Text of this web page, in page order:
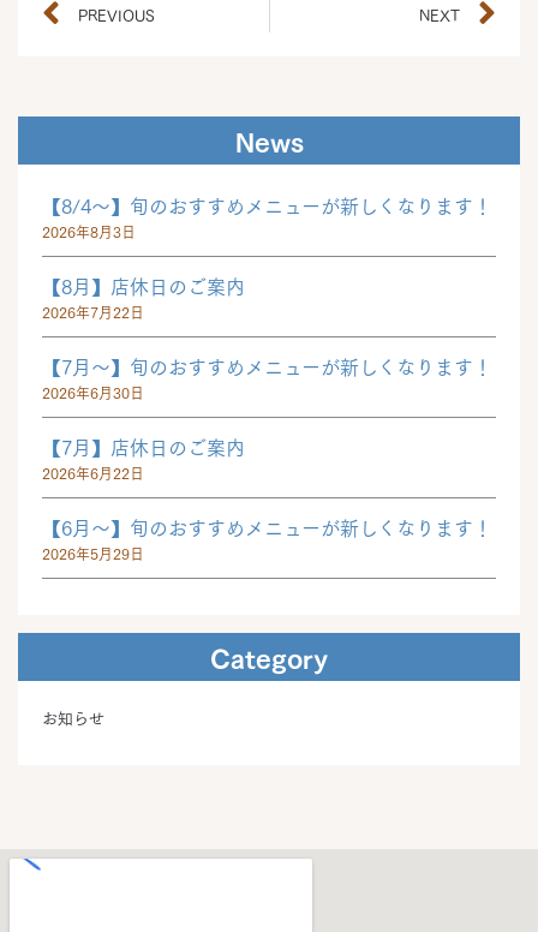
PREVIOUS NEXT
News
【8/4～】旬のおすすめメニューが新しくなります！
2026年8月3日
【8月】店休日のご案内
2026年7月22日
【7月～】旬のおすすめメニューが新しくなります！
2026年6月30日
【7月】店休日のご案内
2026年6月22日
【6月～】旬のおすすめメニューが新しくなります！
2026年5月29日
Category
お知らせ